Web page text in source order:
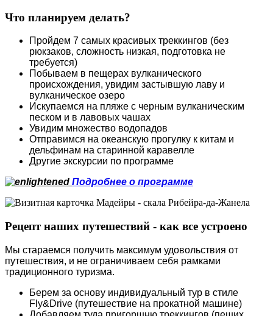
Что планируем делать?
Пройдем 7 самых красивых треккингов (без
рюкзаков, сложность низкая, подготовка не
требуется)
Побываем в пещерах вулканического
происхождения, увидим застывшую лаву и
вулканическое озеро
Искупаемся на пляже с черным вулканическим
песком и в лавовых чашах
Увидим множество водопадов
Отправимся на океанскую прогулку к китам и
дельфинам на старинной каравелле
Другие экскурсии по программе
Подробнее о программе
Рецепт наших путешествий - как все устроено
Мы стараемся получить максимум удовольствия от
путешествия, и не ограничиваем себя рамками
традиционного туризма.
Берем за основу индивидуальный тур в стиле
Fly&Drive (путешествие на прокатной машине)